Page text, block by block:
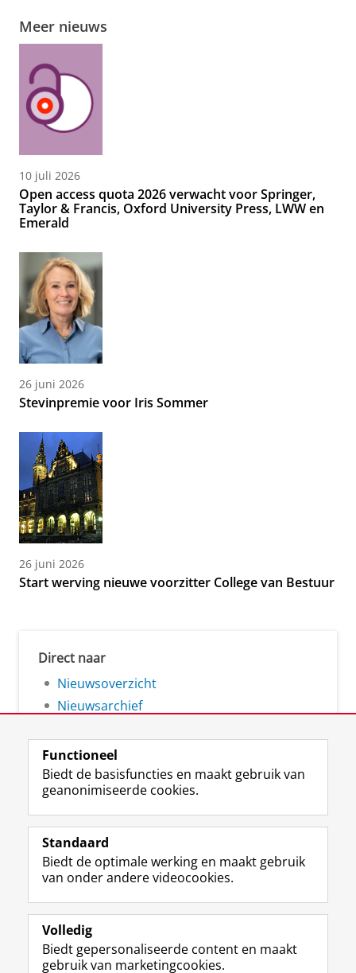
Meer nieuws
10 juli 2026
Open access quota 2026 verwacht voor Springer,
Taylor & Francis, Oxford University Press, LWW en
Emerald
26 juni 2026
Stevinpremie voor Iris Sommer
26 juni 2026
Start werving nieuwe voorzitter College van Bestuur
Direct naar
Nieuwsoverzicht
Nieuwsarchief
Volg de RUG
F
a
e
b
o
p
a
L
i
k
e
I
-
p
R
S
-
f
e
R
I
n
t
r
m
Y
o
T
e
k
Studiekiezers
Alumni
Over ons
Functioneel
Biedt de basisfuncties en maakt gebruik van
geanonimiseerde cookies.
Standaard
Biedt de optimale werking en maakt gebruik
van onder andere videocookies.
Volledig
Biedt gepersonaliseerde content en maakt
gebruik van marketingcookies.